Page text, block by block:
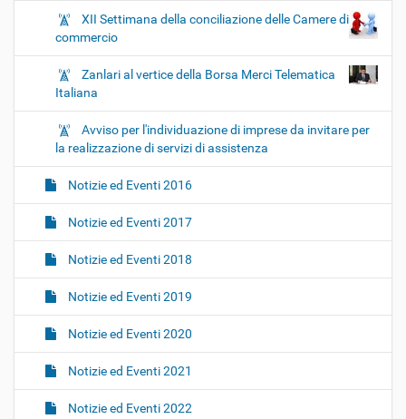
XII Settimana della conciliazione delle Camere di
commercio
Zanlari al vertice della Borsa Merci Telematica
Italiana
Avviso per l'individuazione di imprese da invitare per
la realizzazione di servizi di assistenza
Notizie ed Eventi 2016
Notizie ed Eventi 2017
Notizie ed Eventi 2018
Notizie ed Eventi 2019
Notizie ed Eventi 2020
Notizie ed Eventi 2021
Notizie ed Eventi 2022